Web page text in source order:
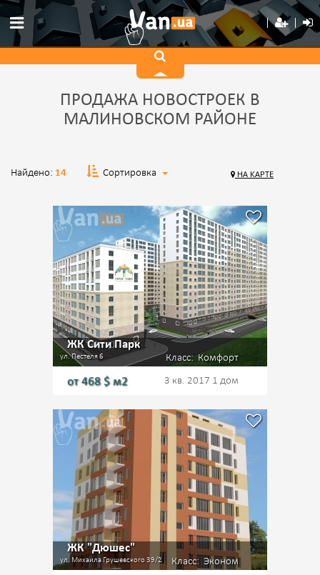
ПРОДАЖА НОВОСТРОЕК В
МАЛИНОВСКОМ РАЙОНЕ
НА КАРТЕ
Найдено: 14 Сортировка
ЖК Сити Парк
Класс: Комфорт
ул. Пестеля 6
от468$ м2 3 кв. 2017 1 дом
ЖК "Дюшес"
Класс: Эконом
ул. Михаила Грушевского 39/2